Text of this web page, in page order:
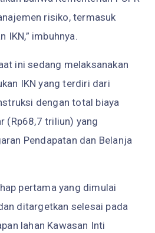
risiko, termasuk
IKN,” imbuhnya.
ini sedang melaksanakan
IKN yang terdiri dari
dengan total biaya
(Rp68,7 triliun) yang
Pendapatan dan Belanja
pertama yang dimulai
ditargetkan selesai pada
lahan Kawasan Inti